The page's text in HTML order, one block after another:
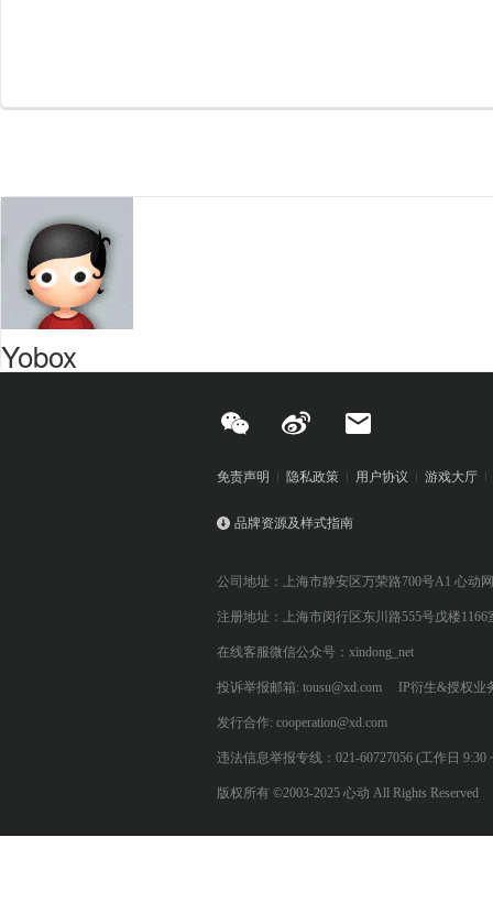
Yobox
免责声明 隐私政策 用户协议 游戏大厅
品牌资源及样式指南
公司地址：上海市静安区万荣路700号A1 心动
注册地址：上海市闵行区东川路555号戊楼1166
在线客服微信公众号：xindong_net
投诉举报邮箱: tousu@xd.com IP衍生&授权业
发行合作: cooperation@xd.com
违法信息举报专线：021-60727056 (工作日 9:30
版权所有 ©2003-2025 心动 All Rights Reserved